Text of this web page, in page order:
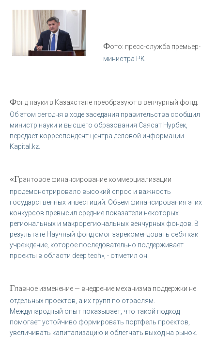
Фото: пресс-служба премьер-
министра РК
Фонд науки в Казахстане преобразуют в венчурный фонд.
Об этом сегодня в ходе заседания правительства сообщил
министр науки и высшего образования Саясат Нурбек,
передает корреспондент центра деловой информации
Kapital.kz.
«Грантовое финансирование коммерциализации
продемонстрировало высокий спрос и важность
государственных инвестиций. Объем финансирования этих
конкурсов превысил средние показатели некоторых
региональных и макрорегиональных венчурных фондов. В
результате Научный фонд смог зарекомендовать себя как
учреждение, которое последовательно поддерживает
проекты в области deep tech», - отметил он.
Главное изменение — внедрение механизма поддержки не
отдельных проектов, а их групп по отраслям.
Международный опыт показывает, что такой подход
помогает устойчиво формировать портфель проектов,
увеличивать капитализацию и облегчать выход на рынок.